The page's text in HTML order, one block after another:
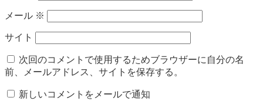
メール ※
サイト
次回のコメントで使用するためブラウザーに自分の名
前、メールアドレス、サイトを保存する。
新しいコメントをメールで通知